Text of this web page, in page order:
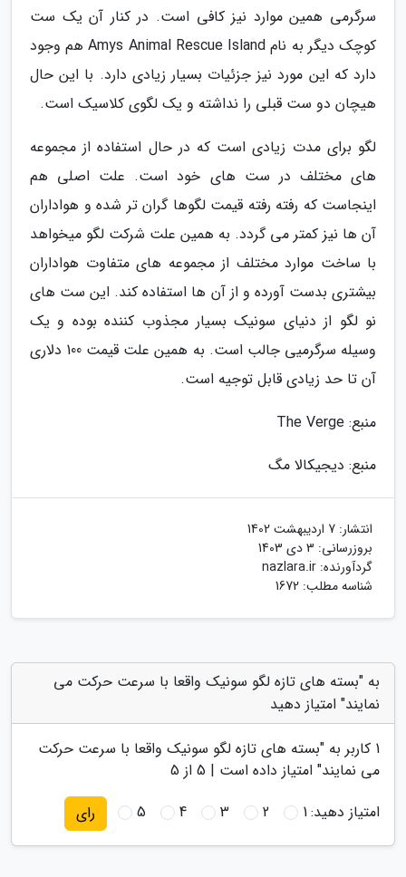
سرگرمی همین موارد نیز کافی است. در کنار آن یک ست
کوچک دیگر به نام Amys Animal Rescue Island هم وجود
دارد که این مورد نیز جزئیات بسیار زیادی دارد. با این حال
هیچان دو ست قبلی را نداشته و یک لگوی کلاسیک است.
لگو برای مدت زیادی است که در حال استفاده از مجموعه
های مختلف در ست های خود است. علت اصلی هم
اینجاست که رفته رفته قیمت لگوها گران تر شده و هواداران
آن ها نیز کمتر می گردد. به همین علت شرکت لگو میخواهد
با ساخت موارد مختلف از مجموعه های متفاوت هواداران
بیشتری بدست آورده و از آن ها استفاده کند. این ست های
نو لگو از دنیای سونیک بسیار مجذوب کننده بوده و یک
وسیله سرگرمیی جالب است. به همین علت قیمت 100 دلاری
آن تا حد زیادی قابل توجیه است.
منبع: The Verge
منبع: دیجیکالا مگ
انتشار: 7 اردیبهشت 1402
بروزرسانی: 3 دی 1403
گردآورنده: nazlara.ir
شناسه مطلب: 1672
به "بسته های تازه لگو سونیک واقعا با سرعت حرکت می
نمایند" امتیاز دهید
1 کاربر به "بسته های تازه لگو سونیک واقعا با سرعت حرکت
می نمایند" امتیاز داده است | 5 از 5
امتیاز دهید:1
2
3
4
5 رای